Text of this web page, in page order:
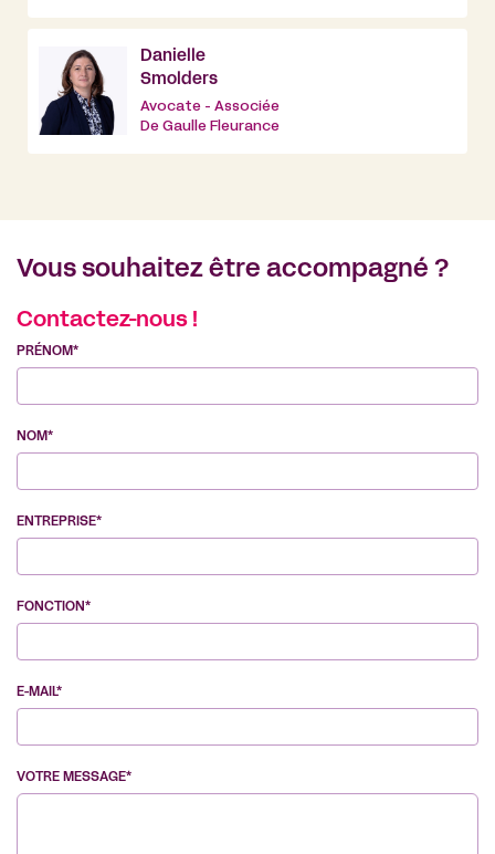
Danielle
Smolders
Avocate - Associée
De Gaulle Fleurance
Vous souhaitez être accompagné ?
Contactez-nous !
PRÉNOM*
NOM*
ENTREPRISE*
FONCTION*
E-MAIL*
VOTRE MESSAGE*